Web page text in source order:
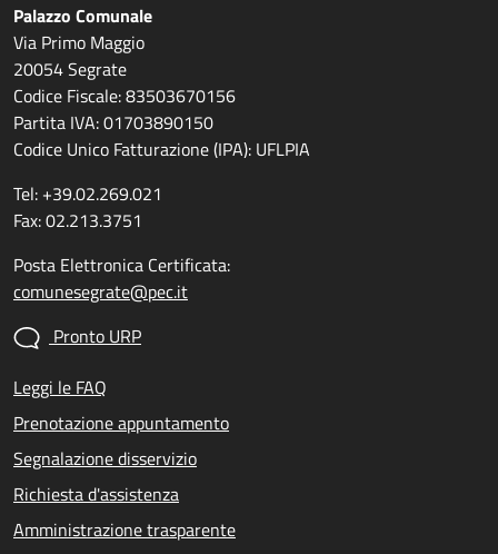
Palazzo Comunale
Via Primo Maggio
20054 Segrate
Codice Fiscale: 83503670156
Partita IVA: 01703890150
Codice Unico Fatturazione (IPA): UFLPIA
Tel: +39.02.269.021
Fax: 02.213.3751
Posta Elettronica Certificata:
comunesegrate@pec.it
Pronto URP
Leggi le FAQ
Prenotazione appuntamento
Segnalazione disservizio
Richiesta d'assistenza
Amministrazione trasparente